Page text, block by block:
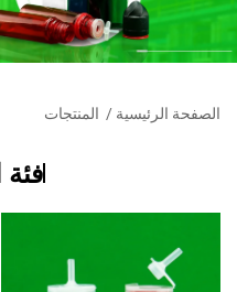
الصفحة الرئيسية / المنتجات
فئة